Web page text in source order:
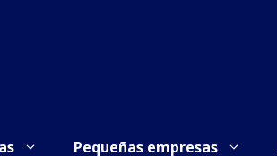
Pequeñas empresas